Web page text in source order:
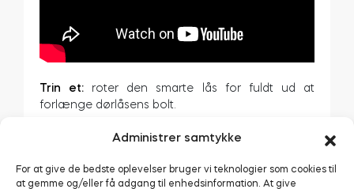
Administrer samtykke
For at give de bedste oplevelser bruger vi teknologier som cookies til
at gemme og/eller få adgang til enhedsinformation. At give
Trin et: roter den smarte lås for fuldt ud at
forlænge dørlåsens bolt.
roter den smarte lås tilbage for fuldt ud at
Antag, at efter fuldt ud at have skjult eller